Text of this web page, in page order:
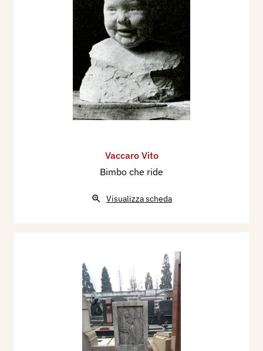
Vaccaro Vito
Bimbo che ride
Visualizza scheda